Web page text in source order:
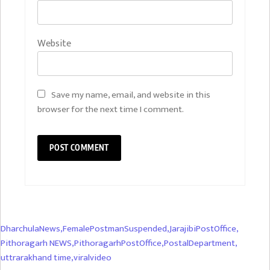
Website
Save my name, email, and website in this
browser for the next time I comment.
DharchulaNews,FemalePostmanSuspended,JarajibiPostOffice,
Pithoragarh NEWS,PithoragarhPostOffice,PostalDepartment,
uttrarakhand time,viralvideo